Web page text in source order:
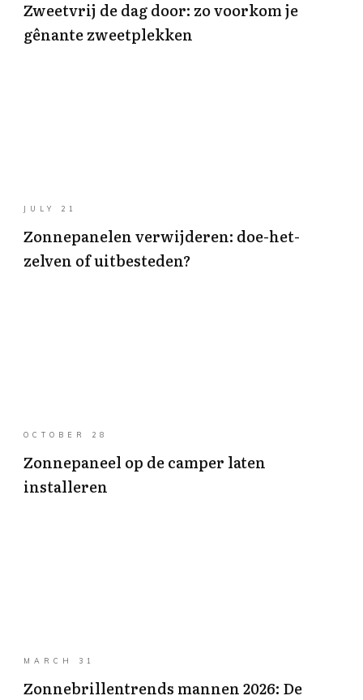
Zweetvrij de dag door: zo voorkom je
gênante zweetplekken
JULY 21
Zonnepanelen verwijderen: doe-het-
zelven of uitbesteden?
OCTOBER 28
Zonnepaneel op de camper laten
installeren
MARCH 31
Zonnebrillentrends mannen 2026: De